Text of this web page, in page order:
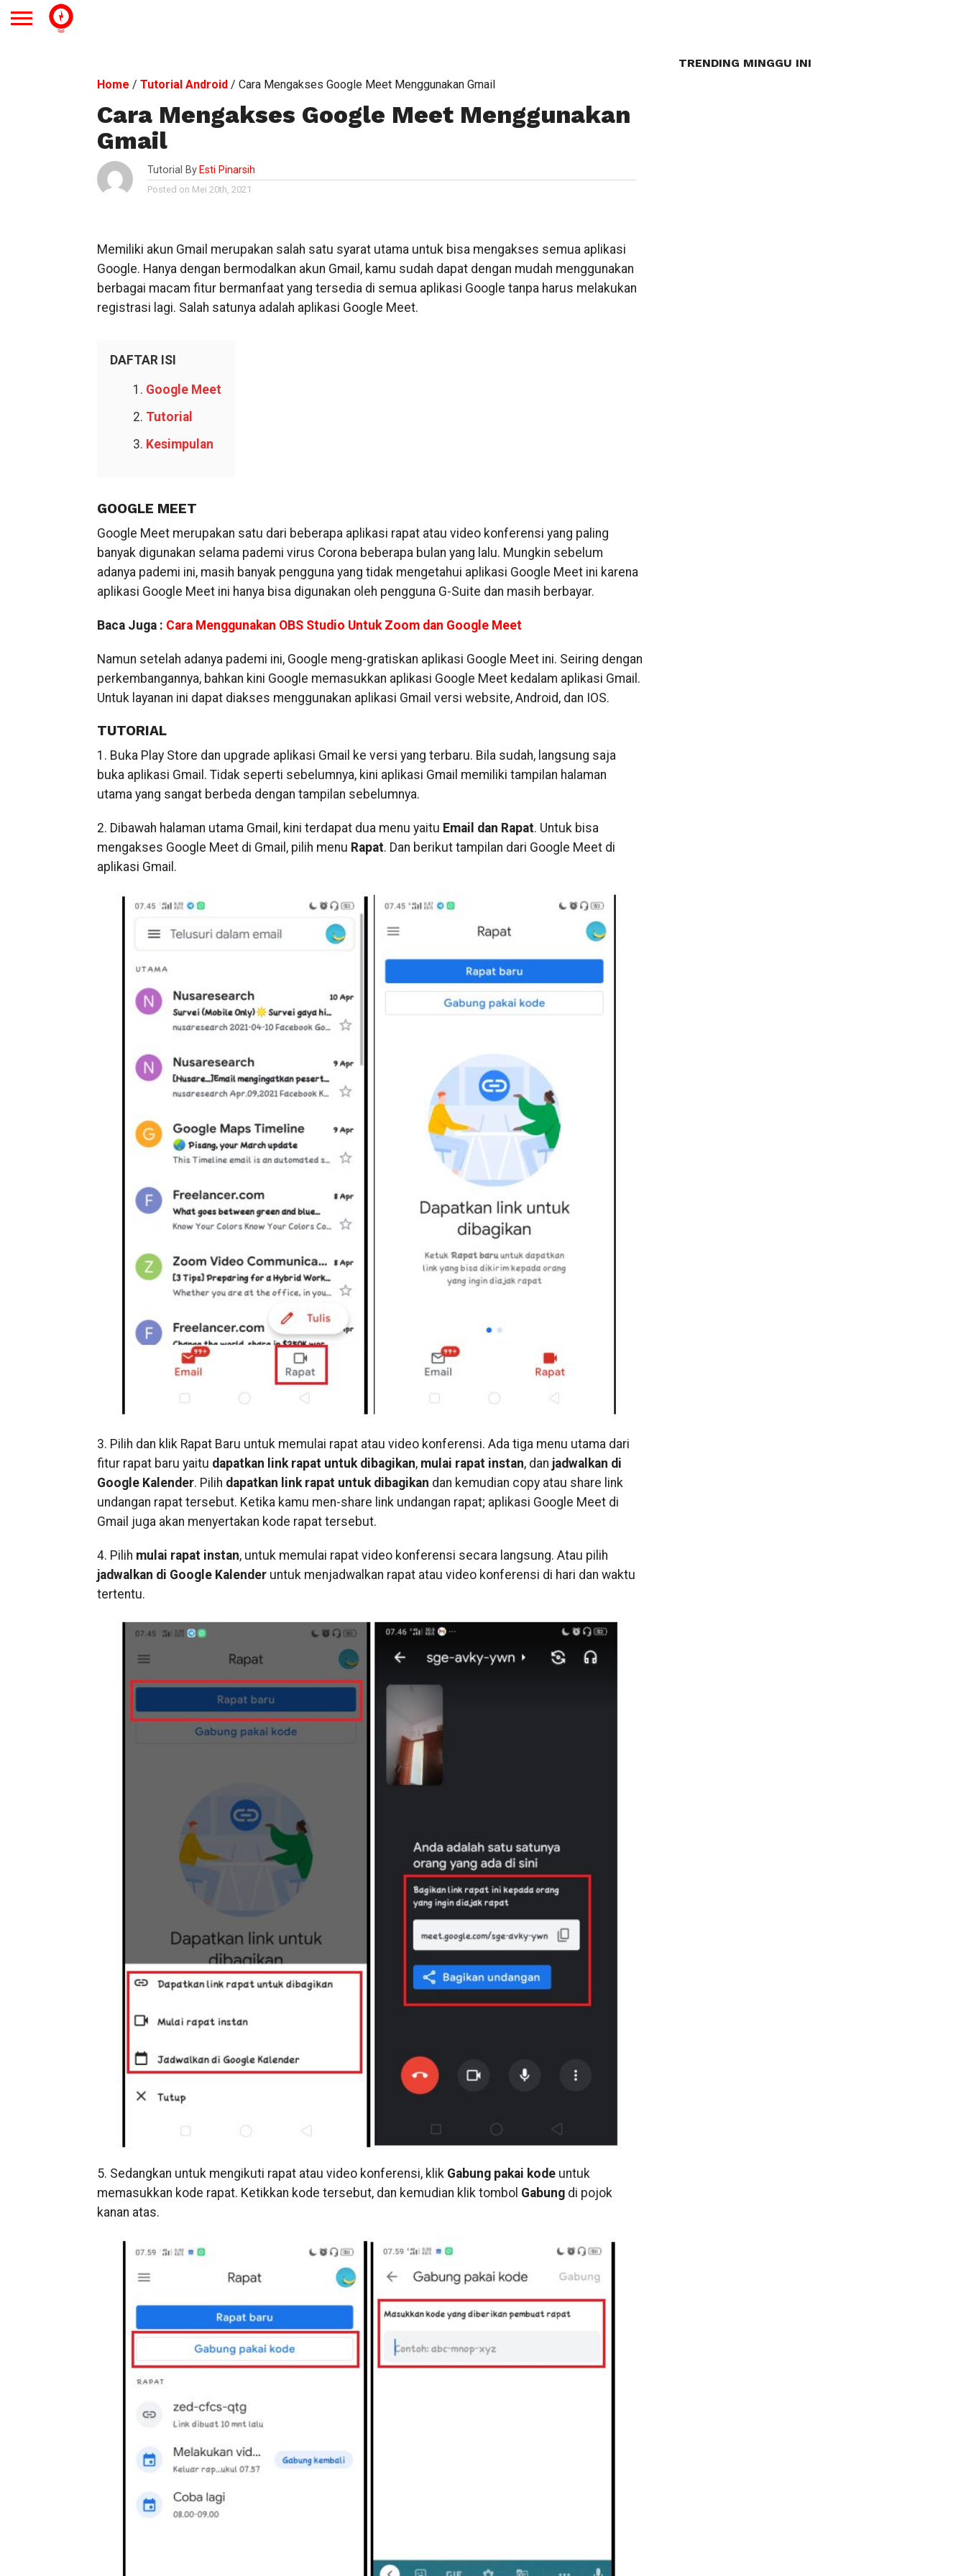
Home / Tutorial Android/ Cara Mengakses Google Meet Menggunakan Gmail
Cara Mengakses Google Meet Menggunakan
Gmail
Tutorial By Esti Pinarsih
Posted on Mei 20th, 2021
Memiliki akun Gmail merupakan salah satu syarat utama untuk bisa mengakses semua aplikasi
Google. Hanya dengan bermodalkan akun Gmail, kamu sudah dapat dengan mudah menggunakan
berbagai macam fitur bermanfaat yang tersedia di semua aplikasi Google tanpa harus melakukan
registrasi lagi. Salah satunya adalah aplikasi Google Meet.
DAFTAR ISI
Google Meet
Tutorial
Kesimpulan
GOOGLE MEET
Google Meet merupakan satu dari beberapa aplikasi rapat atau video konferensi yang paling
banyak digunakan selama pademi virus Corona beberapa bulan yang lalu. Mungkin sebelum
adanya pademi ini, masih banyak pengguna yang tidak mengetahui aplikasi Google Meet ini karena
aplikasi Google Meet ini hanya bisa digunakan oleh pengguna G-Suite dan masih berbayar.
Baca Juga : Cara Menggunakan OBS Studio Untuk Zoom dan Google Meet
Namun setelah adanya pademi ini, Google meng-gratiskan aplikasi Google Meet ini. Seiring dengan
perkembangannya, bahkan kini Google memasukkan aplikasi Google Meet kedalam aplikasi Gmail.
Untuk layanan ini dapat diakses menggunakan aplikasi Gmail versi website, Android, dan IOS.
TUTORIAL
1. Buka Play Store dan upgrade aplikasi Gmail ke versi yang terbaru. Bila sudah, langsung saja
buka aplikasi Gmail. Tidak seperti sebelumnya, kini aplikasi Gmail memiliki tampilan halaman
utama yang sangat berbeda dengan tampilan sebelumnya.
2. Dibawah halaman utama Gmail, kini terdapat dua menu yaitu Email dan Rapat. Untuk bisa
mengakses Google Meet di Gmail, pilih menu Rapat. Dan berikut tampilan dari Google Meet di
aplikasi Gmail.
3. Pilih dan klik Rapat Baru untuk memulai rapat atau video konferensi. Ada tiga menu utama dari
fitur rapat baru yaitu dapatkan link rapat untuk dibagikan, mulai rapat instan, dan jadwalkan di
Google Kalender. Pilih dapatkan link rapat untuk dibagikan dan kemudian copy atau share link
undangan rapat tersebut. Ketika kamu men-share link undangan rapat; aplikasi Google Meet di
Gmail juga akan menyertakan kode rapat tersebut.
4. Pilih mulai rapat instan, untuk memulai rapat video konferensi secara langsung. Atau pilih
jadwalkan di Google Kalender untuk menjadwalkan rapat atau video konferensi di hari dan waktu
tertentu.
5. Sedangkan untuk mengikuti rapat atau video konferensi, klik Gabung pakai kode untuk
memasukkan kode rapat. Ketikkan kode tersebut, dan kemudian klik tombol Gabungdi pojok
kanan atas.
TRENDING MINGGU INI